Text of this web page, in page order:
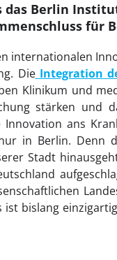
Berlin
für
internationalen
DieIntegration
Klinikum und
stärken und
ans
in Berlin. Denn
Stadt
bislang